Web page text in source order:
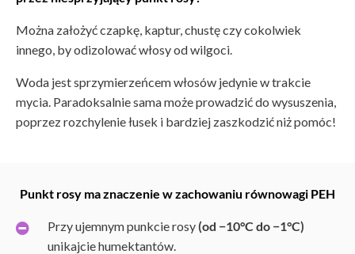
Można założyć czapkę, kaptur, chustę czy cokolwiek
innego, by odizolować włosy od wilgoci.
Woda jest sprzymierzeńcem włosów jedynie w trakcie
mycia. Paradoksalnie sama może prowadzić do wysuszenia,
poprzez rozchylenie łusek i bardziej zaszkodzić niż pomóc!
Punkt rosy ma znaczenie w zachowaniu równowagi PEH
Przy ujemnym punkcie rosy(od −10°C do −1°C)
unikajcie humektantów.